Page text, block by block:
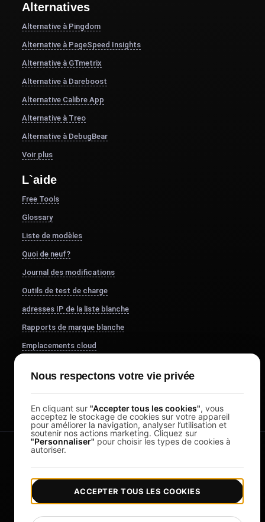
Alternatives
Alternative à Pingdom
Alternative à PageSpeed Insights
Alternative à GTmetrix
Alternative à Dareboost
Alternative Calibre App
Alternative à Treo
Alternative à DebugBear
Voir plus
L`aide
Free Tools
Glossary
Liste de modèles
Quoi de neuf?
Journal des modifications
Outils de test de charge
adresses IP de la liste blanche
Rapports de marque blanche
Emplacements cloud
FocusBox
Copyright © 2026 LoadFocus | Conditions générales |
Nous respectons votre vie privée
En cliquant sur "Accepter tous les cookies", vous
acceptez le stockage de cookies sur votre appareil
pour améliorer la navigation, analyser l’utilisation et
soutenir nos actions marketing. Cliquez sur
"Personnaliser" pour choisir les types de cookies à
autoriser.
ACCEPTER TOUS LES COOKIES